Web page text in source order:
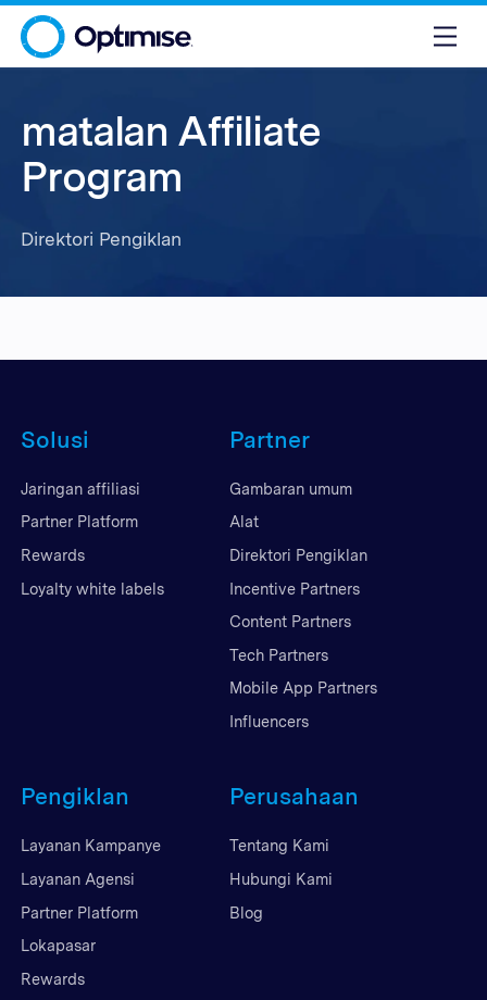
matalan Affiliate
Program
Direktori Pengiklan
Solusi
Jaringan affiliasi
Partner Platform
Rewards
Loyalty white labels
Partner
Gambaran umum
Alat
Direktori Pengiklan
Incentive Partners
Content Partners
Tech Partners
Mobile App Partners
Influencers
Pengiklan
Layanan Kampanye
Layanan Agensi
Partner Platform
Lokapasar
Rewards
Perusahaan
Tentang Kami
Hubungi Kami
Blog